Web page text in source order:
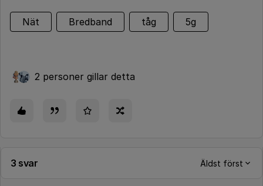
Nät Bredband tåg 5g
2 personer gillar detta
3 svar Äldst först